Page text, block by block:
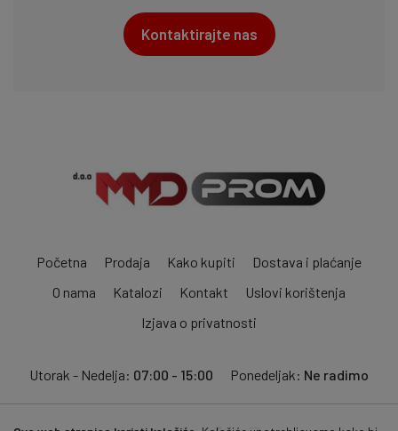
Kontaktirajte nas
Početna Prodaja Kako kupiti
Dostava i plaćanje
O nama
Katalozi Kontakt
Uslovi korištenja
Izjava o privatnosti
Utorak - Nedelja: 07:00 - 15:00 Ponedeljak: Ne radimo